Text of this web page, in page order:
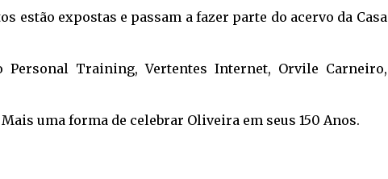
estão expostas e passam a fazer parte do acervo da Casa
Personal Training, Vertentes Internet, Orvile Carneiro,
uma forma de celebrar Oliveira em seus 150 Anos.